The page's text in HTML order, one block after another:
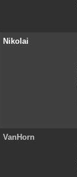
Nikolai
VanHorn